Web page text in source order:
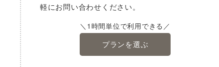
軽にお問い合わせください。
＼1時間単位で利用できる／
プランを選ぶ